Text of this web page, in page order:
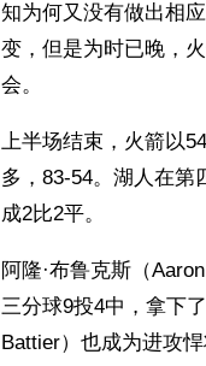
知为何又没有做出相
变，但是为时已晚，
会。
上半场结束，火箭以
多，83-54。湖人在第
成2比2平。
阿隆·布鲁克斯（
三分球9投4中，拿下
Battier）也成为进攻